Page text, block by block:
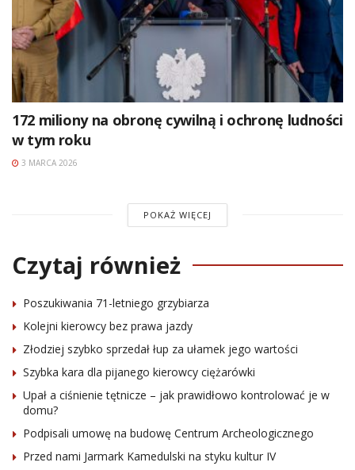
172 miliony na obronę cywilną i ochronę ludności
w tym roku
3 MARCA 2026
POKAŻ WIĘCEJ
Czytaj również
Poszukiwania 71-letniego grzybiarza
Kolejni kierowcy bez prawa jazdy
Złodziej szybko sprzedał łup za ułamek jego wartości
Szybka kara dla pijanego kierowcy ciężarówki
Upał a ciśnienie tętnicze – jak prawidłowo kontrolować je w
domu?
Podpisali umowę na budowę Centrum Archeologicznego
Przed nami Jarmark Kamedulski na styku kultur IV